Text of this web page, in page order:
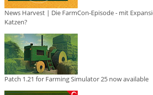
News Harvest | Die FarmCon-Episode - mit
Katzen?
Patch 1.21 for Farming Simulator 25 now available